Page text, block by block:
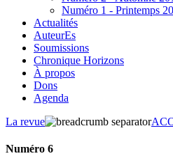
Numéro 1 - Printemps
Actualités
AuteurEs
Soumissions
Chronique Horizons
À propos
Dons
Agenda
La revue
Numéro 6